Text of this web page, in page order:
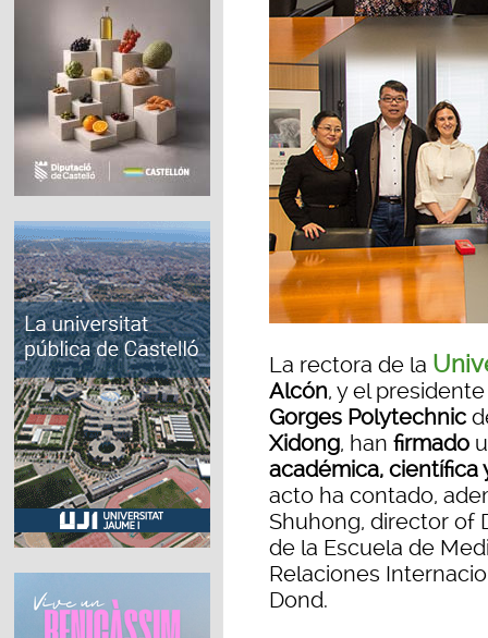
La rectora de la
Alcón, y el
Gorges Polytechnic
Xidong, han firmado
académica,
acto ha contado,
Shuhong, director of
de la Escuela de
Relaciones
Dond.